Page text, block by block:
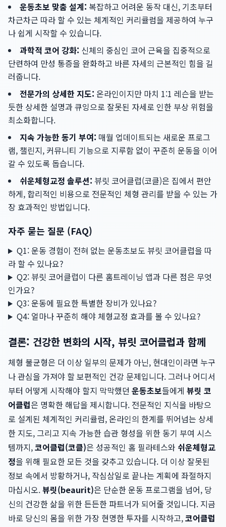
운동초보 맞춤 설계: 복잡하고 어려운 동작 대신, 기초부터
차근차근 따라 할 수 있는 체계적인 커리큘럼을 제공하여 누구
나 쉽게 시작할 수 있습니다.
과학적 코어 강화: 신체의 중심인 코어 근육을 집중적으로
단련하여 만성 통증을 완화하고 바른 자세의 근본적인 힘을 길
러줍니다.
전문가의 상세한 지도: 온라인이지만 마치 1:1 레슨을 받는
듯한 상세한 설명과 큐잉으로 잘못된 자세로 인한 부상 위험을
최소화합니다.
지속 가능한 동기 부여: 매월 업데이트되는 새로운 프로그
램, 챌린지, 커뮤니티 기능으로 지루함 없이 꾸준히 운동을 이어
갈 수 있도록 돕습니다.
쉬운체형교정 솔루션: 뷰릿 코어클럽(코클)은 집에서 편안
하게, 합리적인 비용으로 전문적인 체형 관리를 받을 수 있는 가
장 효과적인 방법입니다.
자주 묻는 질문 (FAQ)
Q1: 운동 경험이 전혀 없는 운동초보도 뷰릿 코어클럽을 따
라 할 수 있나요?
Q2: 뷰릿 코어클럽이 다른 홈트레이닝 앱과 다른 점은 무엇
인가요?
Q3: 운동에 필요한 특별한 장비가 있나요?
Q4: 얼마나 꾸준히 해야 체형교정 효과를 볼 수 있나요?
결론: 건강한 변화의 시작, 뷰릿 코어클럽과 함께
체형 불균형은 더 이상 일부의 문제가 아닌, 현대인이라면 누구
나 관심을 가져야 할 보편적인 건강 문제입니다. 그러나 어디서
부터 어떻게 시작해야 할지 막막했던 운동초보들에게 뷰릿 코
어클럽은 명확한 해답을 제시합니다. 전문적인 지식을 바탕으
로 설계된 체계적인 커리큘럼, 온라인의 한계를 뛰어넘는 상세
한 지도, 그리고 지속 가능한 습관 형성을 위한 동기 부여 시스
템까지,코어클럽(코클)은 성공적인 홈 필라테스와 쉬운체형교
정을 위해 필요한 모든 것을 갖추고 있습니다. 더 이상 잘못된
정보 속에서 방황하거나, 작심삼일로 끝나는 계획에 좌절하지
마십시오.뷰릿(beaurit)은 단순한 운동 프로그램을 넘어, 당
신의 건강한 삶을 위한 든든한 파트너가 되어줄 것입니다. 지금
바로 당신의 몸을 위한 가장 현명한 투자를 시작하고,코어클럽